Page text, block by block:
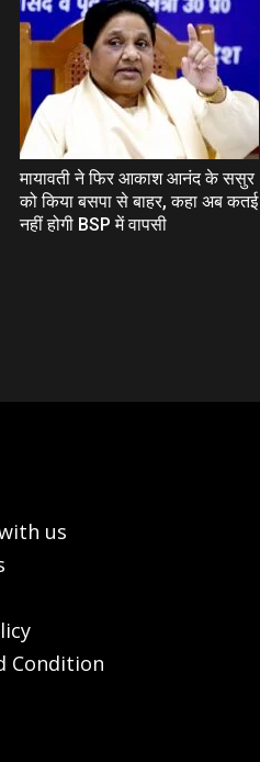
मायावती ने फिर आकाश आनंद के ससुर
को किया बसपा से बाहर, कहा अब कतई
नहीं होगी BSP में वापसी
us
Condition